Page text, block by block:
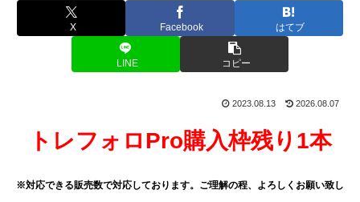
X Facebook はてブ
LINE コピー
2023.08.13 2026.08.07
トレフォロPro購入枠残り1本
※対応できる販売数で対応しております。ご理解の程、よろしくお願い致し